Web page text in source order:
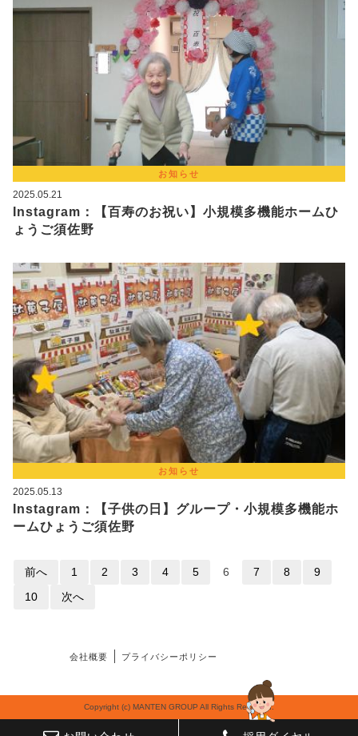
お知らせ
2025.05.21
Instagram：【百寿のお祝い】小規模多機能ホームひ
ょうご須佐野
お知らせ
2025.05.13
Instagram：【子供の日】グループ・小規模多機能ホ
ームひょうご須佐野
前へ 1 2 3 4 5 6 7 8
9
10
次へ
会社概要 プライバシーポリシー
Copyright (c) MANTEN GROUP All Rights Reserved.